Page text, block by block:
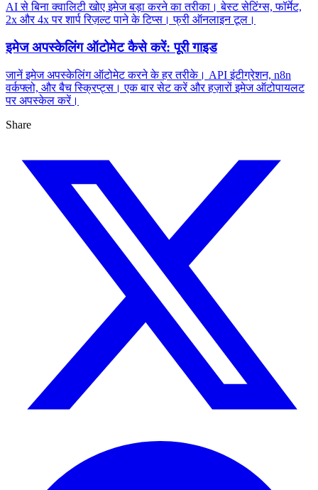
AI से बिना क्वालिटी खोए इमेज बड़ा करने का तरीका। बेस्ट सेटिंग्स, फॉर्मेट,
2x और 4x पर शार्प रिज़ल्ट पाने के टिप्स। फ्री ऑनलाइन टूल।
इमेज अपस्केलिंग ऑटोमेट कैसे करें: पूरी गाइड
जानें इमेज अपस्केलिंग ऑटोमेट करने के हर तरीके। API इंटीग्रेशन, n8n
वर्कफ्लो, और बैच स्क्रिप्ट्स। एक बार सेट करें और हज़ारों इमेज ऑटोपायलट
पर अपस्केल करें।
Share